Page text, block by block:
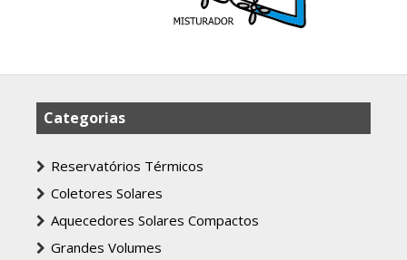
Categorias
Reservatórios Térmicos
Coletores Solares
Aquecedores Solares Compactos
Grandes Volumes